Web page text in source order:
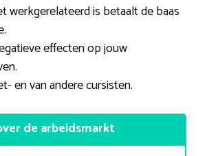
werkgerelateerd is betaalt de baas
effecten op jouw
en van andere cursisten.
de arbeidsmarkt